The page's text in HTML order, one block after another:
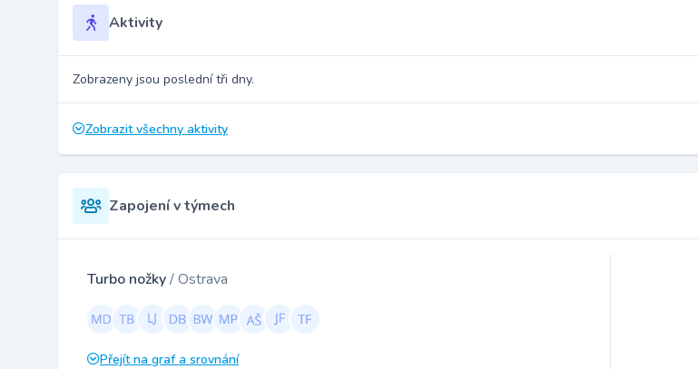
Aktivity
Zobrazeny jsou poslední tři dny.
Zobrazit všechny aktivity
Zapojení v týmech
Turbo nožky/ Ostrava
Přejít na graf a srovnání